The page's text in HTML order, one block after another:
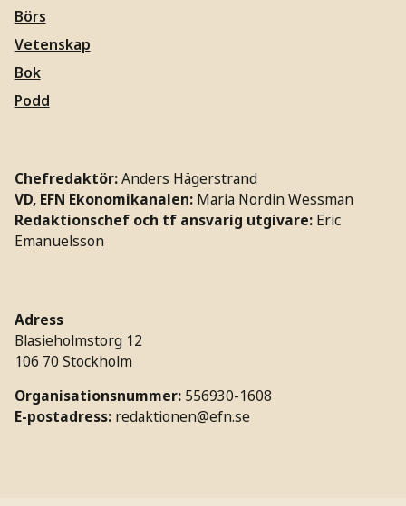
Börs
Vetenskap
Bok
Podd
Chefredaktör:Anders Hägerstrand
VD, EFN Ekonomikanalen: Maria Nordin Wessman
Redaktionschef och tf ansvarig utgivare: Eric
Emanuelsson
Adress
Blasieholmstorg 12
106 70 Stockholm
Organisationsnummer: 556930-1608
E-postadress: redaktionen@efn.se